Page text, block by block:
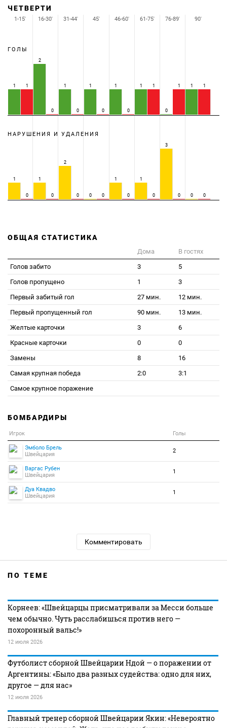
ЧЕТВЕРТИ
ГОЛЫ
1 1
2
0
1
0
1
0
1
0
1 1
0
1 1 1
НАРУШЕНИЯ И УДАЛЕНИЯ
1
0
1
0
2
0 0 0
1
0
1
0
3
0 0 0
1-15' 16-30' 31-44' 45' 46-60' 61-75' 76-89' 90'
ОБЩАЯ СТАТИСТИКА
Дома
В гостях
Голов забито
3
5
Голов пропущено
1
3
Первый забитый гол
27 мин.
12 мин.
Первый пропущенный гол
90 мин.
13 мин.
Желтые карточки
3
6
Красные карточки
0
0
Замены
8
16
Самая крупная победа
2:0
3:1
Самое крупное поражение
БОМБАРДИРЫ
Игрок Голы
Эмболо Брель
Швейцария
2
Варгас Рубен
Швейцария
1
Дуа Квадво
Швейцария
1
Комментировать
ПО ТЕМЕ
Корнеев: «Швейцарцы присматривали за Месси больше
чем обычно. Чуть расслабишься против него —
похоронный вальс!»
12 июля 2026
Футболист сборной Швейцарии Ндой — о поражении от
Аргентины: «Было два разных судейства: одно для них,
другое — для нас»
12 июля 2026
Главный тренер сборной Швейцарии Якин: «Невероятно